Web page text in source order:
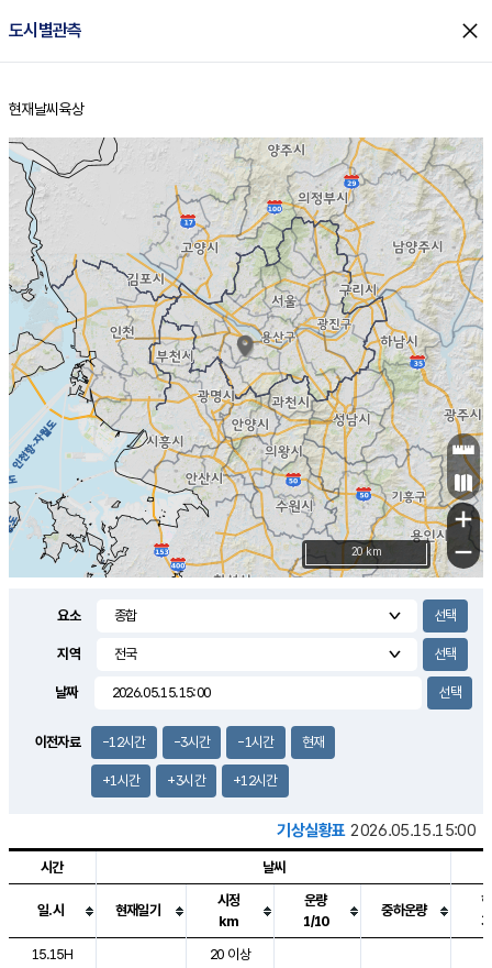
도시별관측 close
홈
현재날씨 육상
+
−
20 km
요소
지역
날짜
이전자료 -12시간 -3시간 -1시간 현재
+1시간 +3시간 +12시간
기상실황표 2026.05.15.15:00
도시별 기상실황표로 지점, 날씨, 기온, 강수, 바람, 기압등을 안내한 표입
시간 날씨
일.시 현재일기
시정
km
운량
1/10
중하운량
15.15H
20 이상